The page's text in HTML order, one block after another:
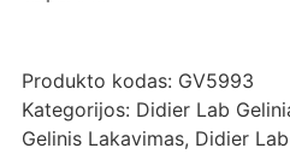
Produkto kodas: GV5993
Kategorijos: Didier Lab
Gelinis Lakavimas, Didier